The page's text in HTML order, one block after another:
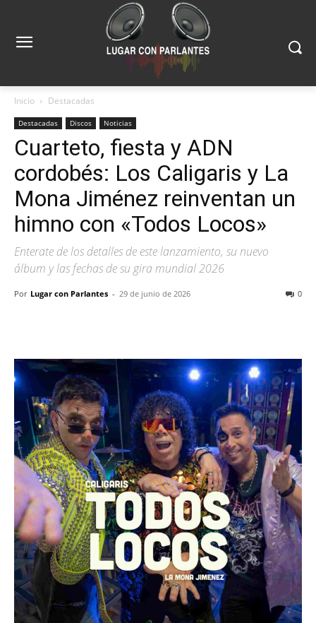
Inicio Destacadas
Destacadas Discos Noticias
Cuarteto, fiesta y ADN
cordobés: Los Caligaris y La
Mona Jiménez reinventan un
himno con «Todos Locos»
Enterate de los detalles de este lanzamiento, su nuevo
álbum y las fechas de su gira mundial 2026
Por Lugar con Parlantes - 29 de junio de 2026 0